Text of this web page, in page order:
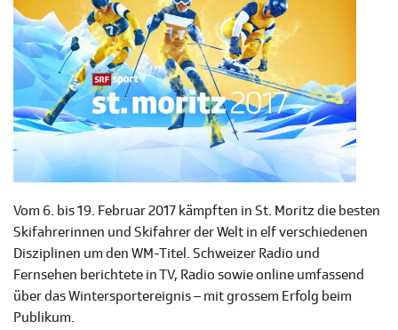
Vom 6. bis 19. Februar 2017 kämpften in St. Moritz die besten
Skifahrerinnen und Skifahrer der Welt in elf verschiedenen
Disziplinen um den WM-Titel. Schweizer Radio und
Fernsehen berichtete in TV, Radio sowie online umfassend
über das Wintersportereignis – mit grossem Erfolg beim
Publikum.